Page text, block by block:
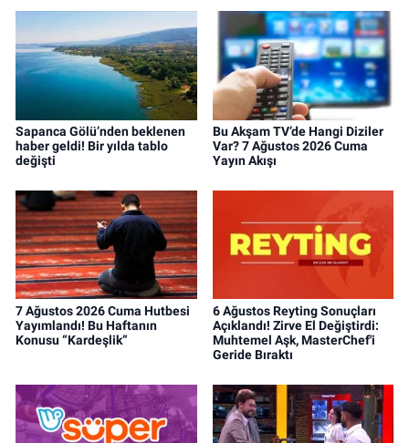
Sapanca Gölü’nden beklenen
haber geldi! Bir yılda tablo
değişti
Bu Akşam TV’de Hangi Diziler
Var? 7 Ağustos 2026 Cuma
Yayın Akışı
7 Ağustos 2026 Cuma Hutbesi
Yayımlandı! Bu Haftanın
Konusu “Kardeşlik”
6 Ağustos Reyting Sonuçları
Açıklandı! Zirve El Değiştirdi:
Muhtemel Aşk, MasterChef'i
Geride Bıraktı